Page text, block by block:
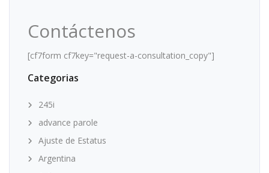
Contáctenos
[cf7form cf7key="request-a-consultation_copy"]
Categorias
245i
advance parole
Ajuste de Estatus
Argentina